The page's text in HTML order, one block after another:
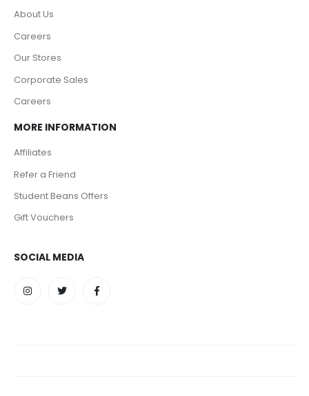
About Us
Careers
Our Stores
Corporate Sales
Careers
MORE INFORMATION
Affiliates
Refer a Friend
Student Beans Offers
Gift Vouchers
SOCIAL MEDIA